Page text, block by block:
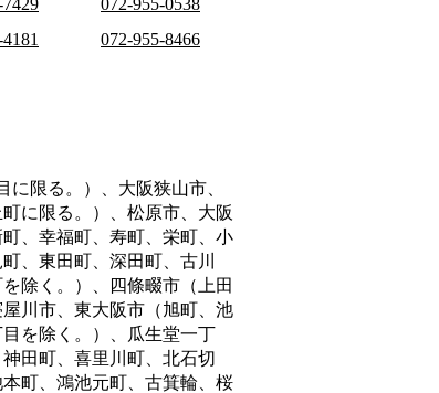
072-955-8466
限る。）、大阪狭山市、
に限る。）、松原市、大阪
、幸福町、寿町、栄町、小
、東田町、深田町、古川
除く。）、四條畷市（上田
川市、東大阪市（旭町、池
を除く。）、瓜生堂一丁
田町、喜里川町、北石切
町、鴻池元町、古箕輪、桜